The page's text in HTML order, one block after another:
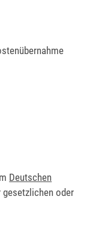
Deutschen
gesetzlichen oder